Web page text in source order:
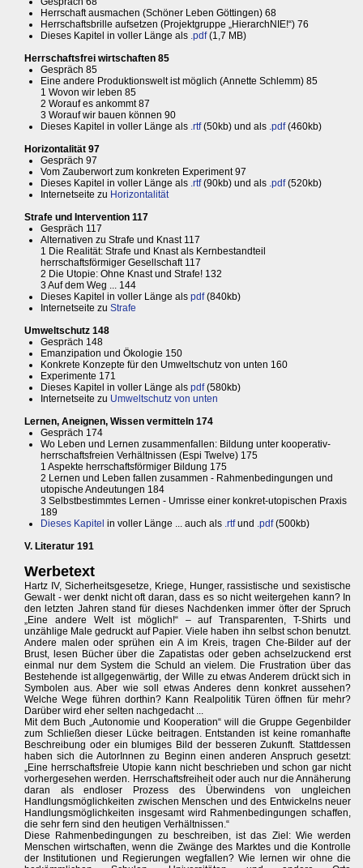
Herrschaft ausmachen (Schöner Leben Göttingen) 68
Herrschaftsbrille aufsetzen (Projektgruppe „HierarchNIE!“) 76
Dieses Kapitel in voller Länge als .pdf(1,7 MB)
Herrschaftsfrei wirtschaften 85
Gespräch 85
Eine andere Produktionswelt ist möglich (Annette Schlemm) 85
1 Wovon wir leben 85
2 Worauf es ankommt 87
3 Worauf wir bauen können 90
Dieses Kapitel in voller Länge als .rtf(50kb) und als .pdf(460kb)
Horizontalität 97
Gespräch 97
Vom Zauberwort zum konkreten Experiment 97
Dieses Kapitel in voller Länge als .rtf(90kb) und als .pdf(520kb)
Internetseite zu Horizontalität
Strafe und Intervention 117
Gespräch 117
Alternativen zu Strafe und Knast 117
1 Die Realität: Strafe und Knast als Kernbestandteil
herrschaftsförmiger Gesellschaft 117
2 Die Utopie: Ohne Knast und Strafe! 132
3 Auf dem Weg ... 144
Dieses Kapitel in voller Länge als pdf(840kb)
Internetseite zu Strafe
Umweltschutz 148
Gespräch 148
Emanzipation und Ökologie 150
Konkrete Konzepte für den Umweltschutz von unten 160
Experimente 171
Dieses Kapitel in voller Länge als pdf(580kb)
Internetseite zu Umweltschutz von unten
Lernen, Aneignen, Wissen vermitteln 174
Gespräch 174
Wo Leben und Lernen zusammenfallen: Bildung unter kooperativ-
herrschaftsfreien Verhältnissen (Espi Twelve) 175
1 Aspekte herrschaftsförmiger Bildung 175
2 Lernen und Leben fallen zusammen - Rahmenbedingungen und
utopische Andeutungen 184
3 Selbstbestimmtes Lernen - Umrisse einer konkret-utopischen Praxis
189
Dieses Kapitel in voller Länge ... auch als .rtfund .pdf(500kb)
V. Literatur 191
Werbetext
Hartz IV, Sicherheitsgesetze, Kriege, Hunger, rassistische und sexistische
Gewalt - wer denkt nicht oft daran, dass es so nicht weitergehen kann? In
den letzten Jahren stand für dieses Nachdenken immer öfter der Spruch
„Eine andere Welt ist möglich!“ – auf Transparenten, T-Shirts und
unzählige Male gedruckt auf Papier. Viele haben ihn selbst schon benutzt.
Andere malen oder sprühen ein A im Kreis, tragen Che-Bilder auf der
Brust, lesen Bücher über die Zapatistas oder geben achselzuckend erst
einmal nur dem System die Schuld an vielem. Die Frustration über das
Bestehende ist allgegenwärtig, der Wille zu etwas Anderem drückt sich in
Symbolen aus. Aber wie soll etwas Anderes denn konkret aussehen?
Welche Wege führen dorthin? Kann Realpolitik Türen öffnen für mehr?
Darüber wird eher selten nachgedacht ...
Mit dem Buch „Autonomie und Kooperation“ will die Gruppe Gegenbilder
zum Schließen dieser Lücke beitragen. Entstanden ist keine romanhafte
Beschreibung oder ein blumiges Bild der besseren Zukunft. Stattdessen
haben sich die AutorInnen zu Beginn einen anderen Anspruch gesetzt:
„Eine herrschaftsfreie Utopie kann nicht beschrieben und schon gar nicht
vorhergesehen werden. Herrschaftsfreiheit oder auch nur die Annäherung
daran als endloser Prozess des Überwindens von ungleichen
Handlungsmöglichkeiten zwischen Menschen und des Entwickelns neuer
Handlungsmöglichkeiten insgesamt wird Rahmenbedingungen schaffen,
die sehr fern sind den heutigen Verhältnissen.“
Diese Rahmenbedingungen zu beschreiben, ist das Ziel: Wie werden
Menschen wirtschaften, wenn die Zwänge des Marktes und die Kontrolle
der Institutionen und Regierungen wegfallen? Wie lernen wir ohne die